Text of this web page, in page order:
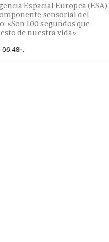
Espacial Europea (ESA)
sensorial del
100 segundos que
de nuestra vida»